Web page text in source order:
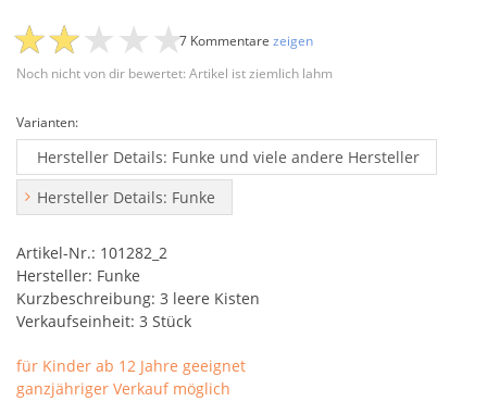
Noch nicht von dir bewertet: Artikel ist ziemlich lahm
7 Kommentare zeigen
Varianten:
Hersteller Details: Funke und viele andere Hersteller
Hersteller Details: Funke
Artikel-Nr.: 101282_2
Hersteller: Funke
Kurzbeschreibung: 3 leere Kisten
Verkaufseinheit: 3 Stück
für Kinder ab 12 Jahre geeignet
ganzjähriger Verkauf möglich